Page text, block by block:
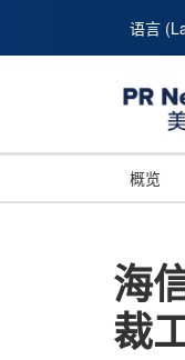
语言
概览
海
裁